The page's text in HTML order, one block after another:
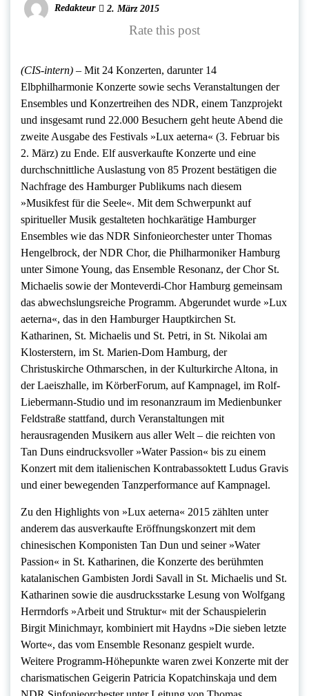
Redakteur 2. März 2015
Rate this post
(CIS-intern) – Mit 24 Konzerten, darunter 14
Elbphilharmonie Konzerte sowie sechs Veranstaltungen der
Ensembles und Konzertreihen des NDR, einem Tanzprojekt
und insgesamt rund 22.000 Besuchern geht heute Abend die
zweite Ausgabe des Festivals »Lux aeterna« (3. Februar bis
2. März) zu Ende. Elf ausverkaufte Konzerte und eine
durchschnittliche Auslastung von 85 Prozent bestätigen die
Nachfrage des Hamburger Publikums nach diesem
»Musikfest für die Seele«. Mit dem Schwerpunkt auf
spiritueller Musik gestalteten hochkarätige Hamburger
Ensembles wie das NDR Sinfonieorchester unter Thomas
Hengelbrock, der NDR Chor, die Philharmoniker Hamburg
unter Simone Young, das Ensemble Resonanz, der Chor St.
Michaelis sowie der Monteverdi-Chor Hamburg gemeinsam
das abwechslungsreiche Programm. Abgerundet wurde »Lux
aeterna«, das in den Hamburger Hauptkirchen St.
Katharinen, St. Michaelis und St. Petri, in St. Nikolai am
Klosterstern, im St. Marien-Dom Hamburg, der
Christuskirche Othmarschen, in der Kulturkirche Altona, in
der Laeiszhalle, im KörberForum, auf Kampnagel, im Rolf-
Liebermann-Studio und im resonanzraum im Medienbunker
Feldstraße stattfand, durch Veranstaltungen mit
herausragenden Musikern aus aller Welt – die reichten von
Tan Duns eindrucksvoller »Water Passion« bis zu einem
Konzert mit dem italienischen Kontrabassoktett Ludus Gravis
und einer bewegenden Tanzperformance auf Kampnagel.
Zu den Highlights von »Lux aeterna« 2015 zählten unter
anderem das ausverkaufte Eröffnungskonzert mit dem
chinesischen Komponisten Tan Dun und seiner »Water
Passion« in St. Katharinen, die Konzerte des berühmten
katalanischen Gambisten Jordi Savall in St. Michaelis und St.
Katharinen sowie die ausdrucksstarke Lesung von Wolfgang
Herrndorfs »Arbeit und Struktur« mit der Schauspielerin
Birgit Minichmayr, kombiniert mit Haydns »Die sieben letzte
Worte«, das vom Ensemble Resonanz gespielt wurde.
Weitere Programm-Höhepunkte waren zwei Konzerte mit der
charismatischen Geigerin Patricia Kopatchinskaja und dem